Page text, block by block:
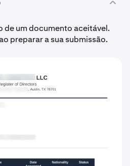
de um documento aceitável.
preparar a sua submissão.